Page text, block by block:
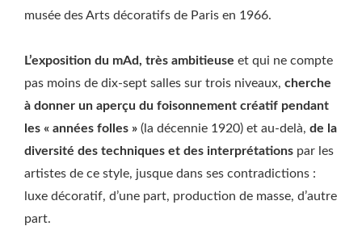
musée des Arts décoratifs de Paris en 1966.
L’exposition du mAd, très ambitieuse et qui ne compte
pas moins de dix-sept salles sur trois niveaux, cherche
à donner un aperçu du foisonnement créatif pendant
les « années folles » (la décennie 1920) et au-delà, de la
diversité des techniques et des interprétations par les
artistes de ce style, jusque dans ses contradictions :
luxe décoratif, d’une part, production de masse, d’autre
part.